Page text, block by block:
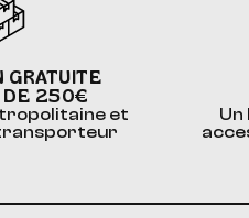
GRATUITE
DE 250€
et